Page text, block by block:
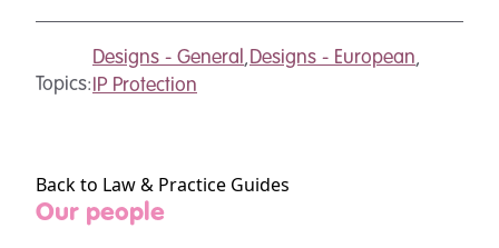
Topics:
Designs - General Designs - European
IP Protection
Back to Law & Practice Guides
Our people